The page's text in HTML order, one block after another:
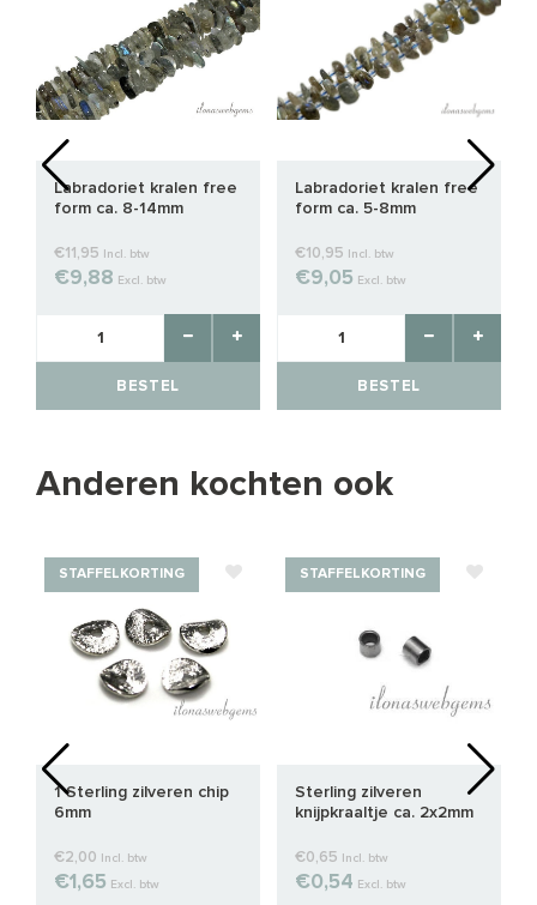
Labradoriet kralen free
form ca. 8-14mm
€11,95 Incl. btw
€9,88 Excl. btw
BESTEL
Labradoriet kralen free
form ca. 5-8mm
€10,95 Incl. btw
€9,05 Excl. btw
BESTEL
Anderen kochten ook
STAFFELKORTING
1 Sterling zilveren chip
6mm
€2,00 Incl. btw
€1,65 Excl. btw
STAFFELKORTING
Sterling zilveren
knijpkraaltje ca. 2x2mm
€0,65 Incl. btw
€0,54 Excl. btw